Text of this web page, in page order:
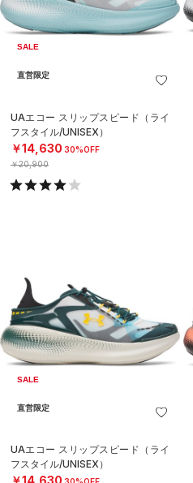
SALE
直営限定
UAエコー スリップスピード（ライ
フスタイル/UNISEX）
￥14,630 30%OFF
￥20,900
SALE
直営限定
UAエコー スリップスピード（ライ
フスタイル/UNISEX）